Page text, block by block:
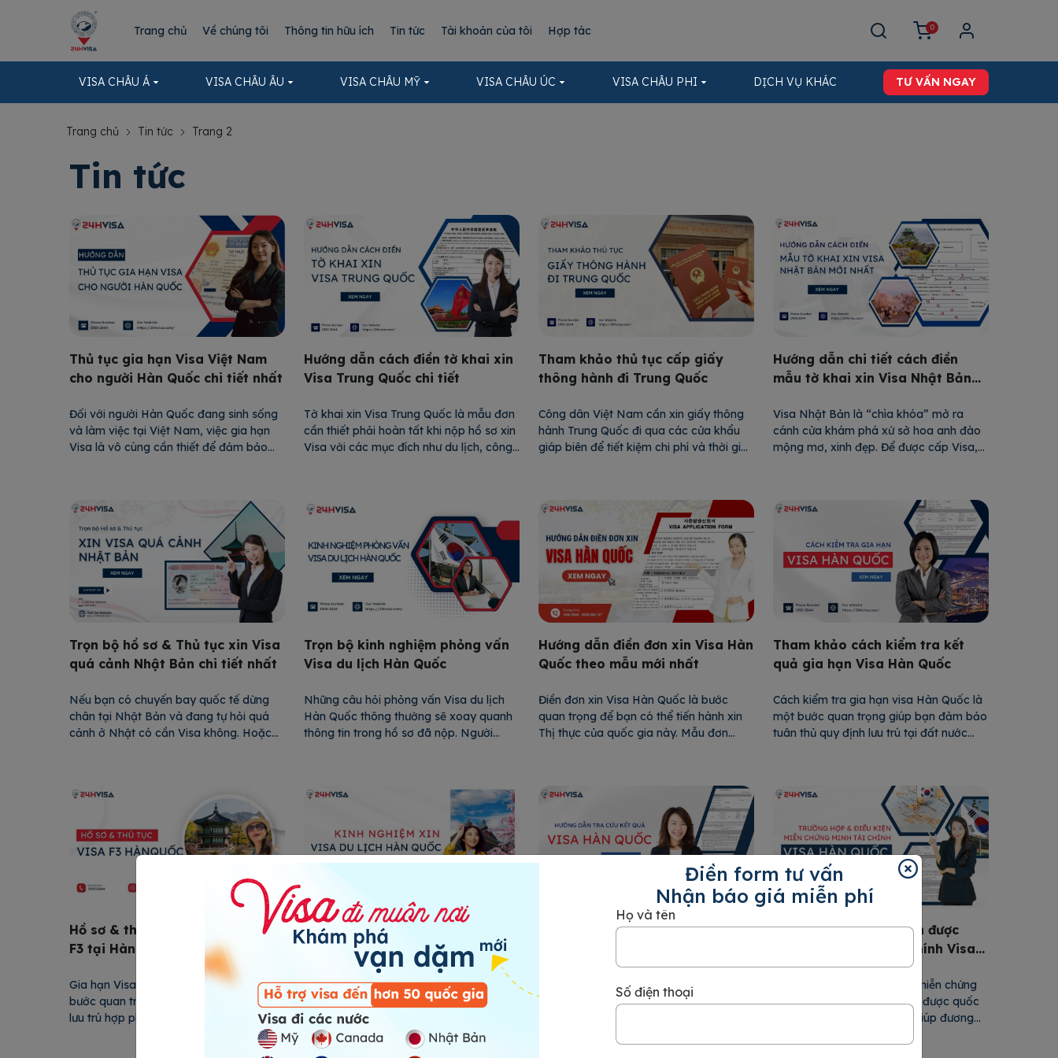
Trang chủ Về chúng tôi Thông tin hữu ích Tin tức Tài khoản của tôi Hợp tác 0
VISA CHÂU Á VISA CHÂU ÂU VISA CHÂU MỸ VISA CHÂU ÚC VISA CHÂU PHI DỊCH VỤ KHÁC TƯ VẤN NGAY
Trang chủ Tin tức Trang 2
Tin tức
Thủ tục gia hạn Visa Việt Nam
cho người Hàn Quốc chi tiết nhất
Đối với người Hàn Quốc đang sinh sống
và làm việc tại Việt Nam, việc gia hạn
Visa là vô cùng cần thiết để đảm bảo
loại Visa […]
Hướng dẫn cách điền tờ khai xin
Visa Trung Quốc chi tiết
Tờ khai xin Visa Trung Quốc là mẫu đơn
cần thiết phải hoàn tất khi nộp hồ sơ xin
Visa với các mục đích như du lịch, công
bạn. Trong […]
Tham khảo thủ tục cấp giấy
thông hành đi Trung Quốc
Công dân Việt Nam cần xin giấy thông
hành Trung Quốc đi qua các cửa khẩu
giáp biên để tiết kiệm chi phí và thời gian
Bài viết này, 24H Visa sẽ cung cấp
thông tin về làm giấy […]
Hướng dẫn chi tiết cách điền
mẫu tờ khai xin Visa Nhật Bản
Visa Nhật Bản là “chìa khóa” mở ra
cánh cửa khám phá xứ sở hoa anh đào
mộng mơ, xinh đẹp. Để được cấp Visa,
trên mẫu này có những thông tin gì? Mời
bạn cùng tìm hiểu […]
Trọn bộ hồ sơ & Thủ tục xin Visa
quá cảnh Nhật Bản chi tiết nhất
Nếu bạn có chuyến bay quốc tế dừng
chân tại Nhật Bản và đang tự hỏi quá
cảnh ở Nhật có cần Visa không. Hoặc
chi tiết […]
Trọn bộ kinh nghiệm phỏng vấn
Visa du lịch Hàn Quốc
Những câu hỏi phỏng vấn Visa du lịch
Hàn Quốc thông thường sẽ xoay quanh
thông tin trong hồ sơ đã nộp. Người
Quốc trong bài viết dưới đây giúp bạn
Hướng dẫn điền đơn xin Visa Hàn
Quốc theo mẫu mới nhất
Điền đơn xin Visa Hàn Quốc là bước
quan trọng để bạn có thể tiến hành xin
Thị thực của quốc gia này. Mẫu đơn
đó, trong bài viết này, 24H Visa sẽ
hướng dẫn điền đơn […]
Tham khảo cách kiểm tra kết
quả gia hạn Visa Hàn Quốc
Cách kiểm tra gia hạn visa Hàn Quốc là
một bước quan trọng giúp bạn đảm bảo
tuân thủ quy định lưu trú tại đất nước
và thực hiện gia hạn visa một cách dễ
dàng và nhanh chóng. […]
Hồ sơ & thủ tục xin gia hạn Visa
F3 tại Hàn Quốc chi tiết nhất
Gia hạn Visa F3 tại Hàn Quốc là một
bước quan trọng để bạn có thể tiếp tục
lưu trú hợp pháp tại đất nước này khi
visa hiện tại sắp hết hạn. Trong bài viết
này, 24H Visa sẽ giúp bạn tìm hiểu về
Kinh nghiệm vàng xin Visa du
lịch Hàn Quốc tự túc
Visa du lịch Hàn Quốc (C-3-9) tự túc là
giấy phép nhập cảnh dành cho công
dân nước ngoài có mục đích tham quan,
giải trí tại Hàn Quốc. Loại visa này được
chia làm 3 loại dựa trên số lần nhập
Hướng dẫn cách tra cứu kết quả
Việc tra cứu Visa Hàn Quốc là một bước
quan trọng đối với những ai đã tiến hành
Trường hợp & Điều kiện được
miễn chứng minh tài chính Visa
Hàn Quốc
Danh sách đối tượng được miễn chứng
minh tài chính Hàn Quốc đã được quốc
gia này mở rộng gần đây, giúp đương
Điền form tư vấn
Nhận báo giá miễn phí
Họ và tên
Số điện thoại